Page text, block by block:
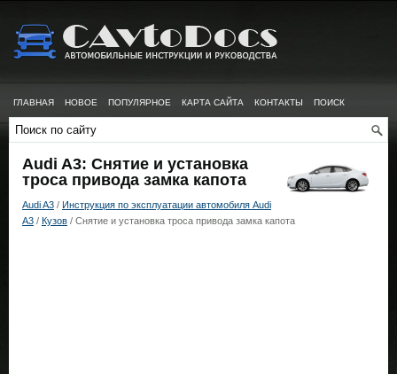
ГЛАВНАЯ НОВОЕ ПОПУЛЯРНОЕ КАРТА САЙТА КОНТАКТЫ ПОИСК
Audi A3: Снятие и установка
троса привода замка капота
Audi A3 / Инструкция по эксплуатации автомобиля Audi
A3 / Кузов / Снятие и установка троса привода замка капота